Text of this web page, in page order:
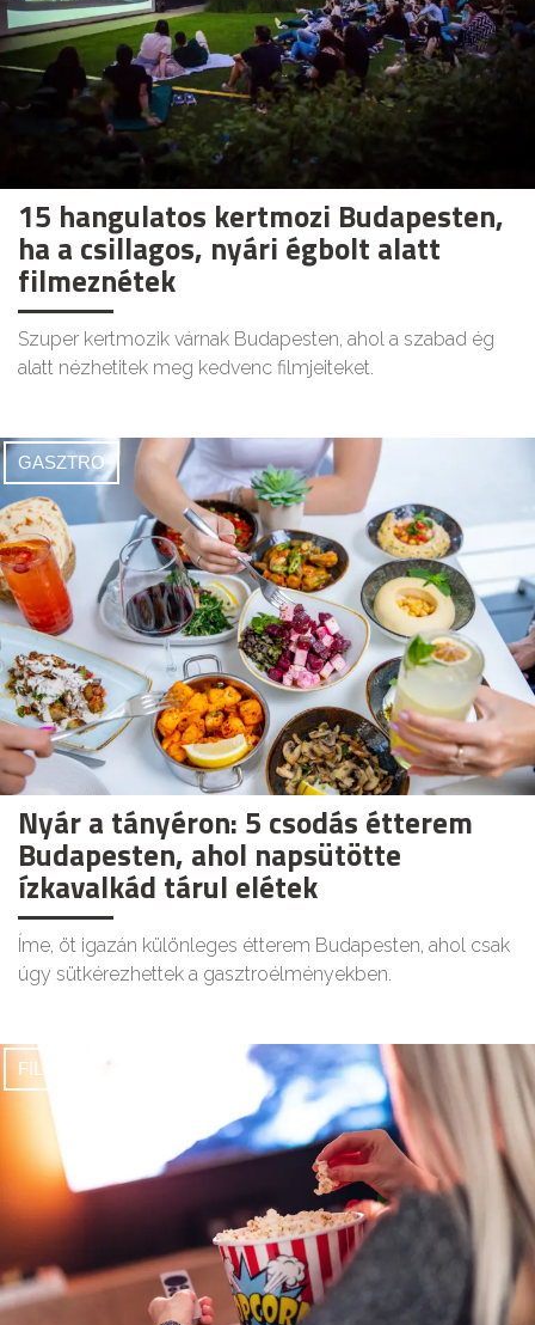
15 hangulatos kertmozi Budapesten,
ha a csillagos, nyári égbolt alatt
filmeznétek
Szuper kertmozik várnak Budapesten, ahol a szabad ég
alatt nézhetitek meg kedvenc filmjeiteket.
GASZTRO
Nyár a tányéron: 5 csodás étterem
Budapesten, ahol napsütötte
ízkavalkád tárul elétek
Íme, öt igazán különleges étterem Budapesten, ahol csak
úgy sütkérezhettek a gasztroélményekben.
FILMEK